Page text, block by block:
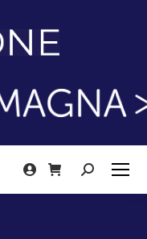
Cerca: